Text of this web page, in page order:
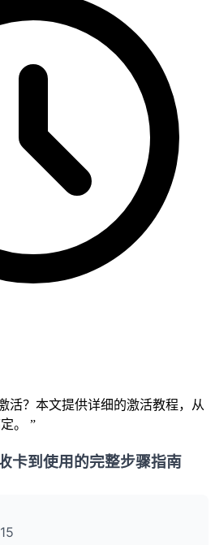
活？本文提供详细的激活教程，从
。 ”
卡到使用的完整步骤指南